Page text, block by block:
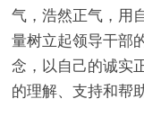
气，浩然正气，用
量树立起领导干部
念，以自己的诚实
的理解、支持和帮